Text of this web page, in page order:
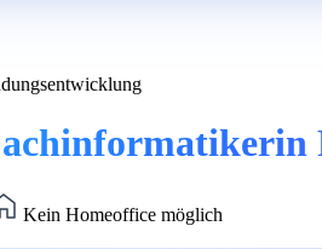
Kein Homeoffice möglich